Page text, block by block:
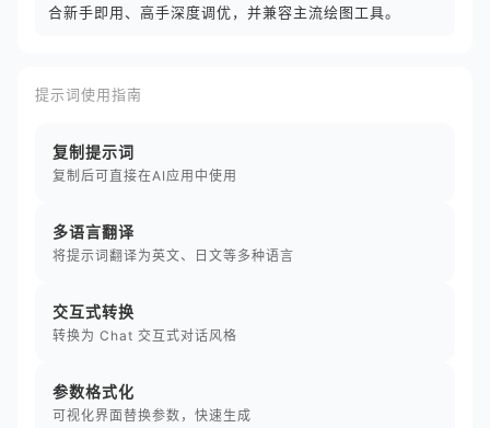
合新手即用、高手深度调优，并兼容主流绘图工具。
提示词使用指南
复制提示词
复制后可直接在AI应用中使用
多语言翻译
将提示词翻译为英文、日文等多种语言
交互式转换
转换为 Chat 交互式对话风格
参数格式化
可视化界面替换参数，快速生成